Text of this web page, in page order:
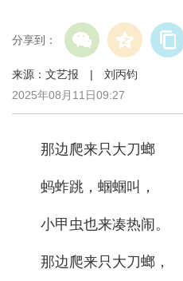
分享到：
来源：文艺报 | 刘丙钧
2025年08月11日09:27
那边爬来只大刀螂
蚂蚱跳，蝈蝈叫，
小甲虫也来凑热闹。
那边爬来只大刀螂，